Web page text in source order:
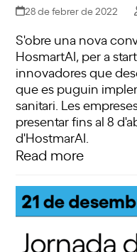
28 de febrer de 2022
S'obre una nova
HosmartAI, per a
innovadores que
que es puguin
sanitari. Les
presentar fins al 8
d'HostmarAI.
Read more